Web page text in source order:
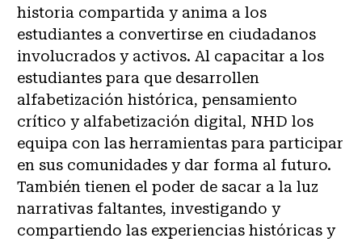
historia compartida y anima a los
estudiantes a convertirse en ciudadanos
involucrados y activos. Al capacitar a los
estudiantes para que desarrollen
alfabetización histórica, pensamiento
crítico y alfabetización digital, NHD los
equipa con las herramientas para participar
en sus comunidades y dar forma al futuro.
También tienen el poder de sacar a la luz
narrativas faltantes, investigando y
compartiendo las experiencias históricas y